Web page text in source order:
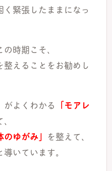
緊張したままになっ
の時期こそ、
整えることをお勧めし
がよくわかる 「モアレ
のゆがみ」 を整えて、
いています。